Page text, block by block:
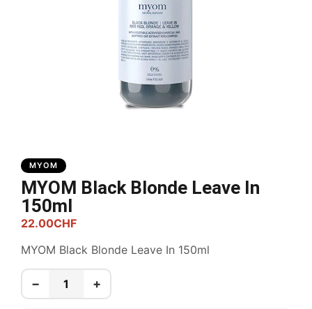
MYOM
MYOM Black Blonde Leave In
150ml
22.00CHF
MYOM Black Blonde Leave In 150ml
− +